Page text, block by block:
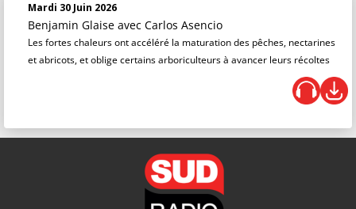
Mardi 30 Juin 2026
Benjamin Glaise avec Carlos Asencio
Les fortes chaleurs ont accéléré la maturation des pêches, nectarines
et abricots, et oblige certains arboriculteurs à avancer leurs récoltes